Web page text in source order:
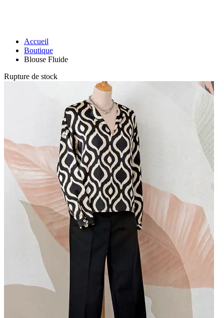
Accueil
Boutique
Blouse Fluide
Rupture de stock